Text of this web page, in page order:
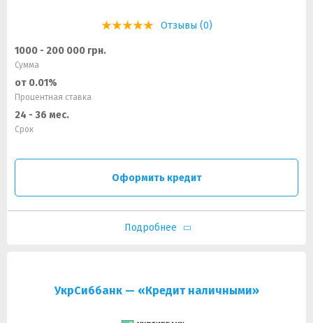
Отзывы (0)
1000 - 200 000 грн.
Сумма
от 0.01%
Процентная ставка
24 - 36 мес.
Срок
Оформить кредит
Подробнее
УкрСиббанк — «Кредит наличными»